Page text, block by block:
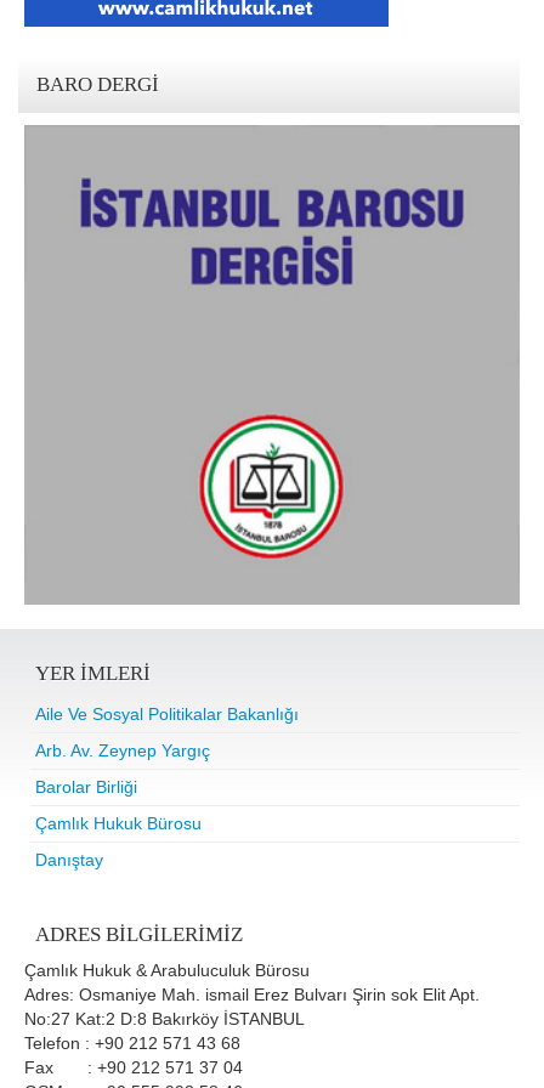
BARO DERGI
YER IMLERI
Aile Ve Sosyal Politikalar Bakanlığı
Arb. Av. Zeynep Yargıç
Barolar Birliği
Çamlık Hukuk Bürosu
Danıştay
ADRES BILGILERIMIZ
Çamlık Hukuk & Arabuluculuk Bürosu
Adres: Osmaniye Mah. ismail Erez Bulvarı Şirin sok Elit Apt.
No:27 Kat:2 D:8 Bakırköy İSTANBUL
Telefon : +90 212 571 43 68
Fax : +90 212 571 37 04